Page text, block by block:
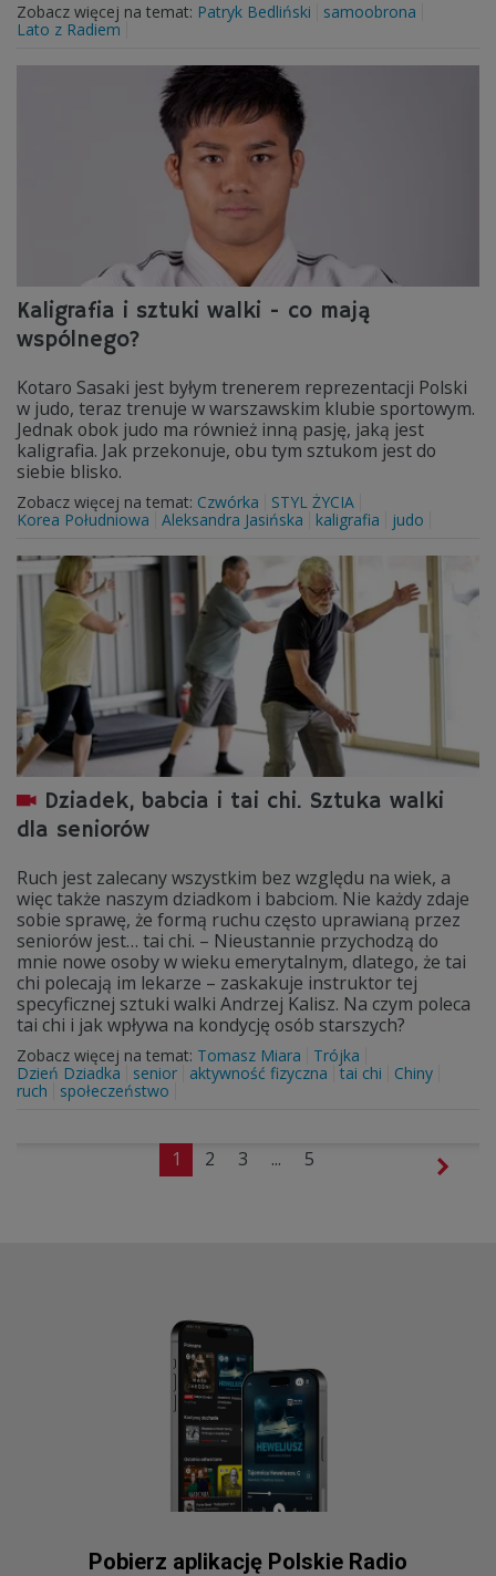
Zobacz więcej na temat: Patryk Bedliński
samoobrona
Lato z Radiem
Kaligrafia i sztuki walki - co mają
wspólnego?
Kotaro Sasaki jest byłym trenerem reprezentacji Polski
w judo, teraz trenuje w warszawskim klubie sportowym.
Jednak obok judo ma również inną pasję, jaką jest
kaligrafia. Jak przekonuje, obu tym sztukom jest do
siebie blisko.
Zobacz więcej na temat: Czwórka
STYL ŻYCIA
Korea Południowa
Aleksandra Jasińska kaligrafia judo
Dziadek, babcia i tai chi. Sztuka walki
dla seniorów
Ruch jest zalecany wszystkim bez względu na wiek, a
więc także naszym dziadkom i babciom. Nie każdy zdaje
sobie sprawę, że formą ruchu często uprawianą przez
seniorów jest… tai chi. – Nieustannie przychodzą do
mnie nowe osoby w wieku emerytalnym, dlatego, że tai
chi polecają im lekarze – zaskakuje instruktor tej
specyficznej sztuki walki Andrzej Kalisz. Na czym poleca
tai chi i jak wpływa na kondycję osób starszych?
Zobacz więcej na temat: Tomasz Miara
Trójka
Dzień Dziadka
senior aktywność fizyczna tai chi
Chiny
ruch
społeczeństwo
1 2 3 ... 5
Pobierz aplikację Polskie Radio